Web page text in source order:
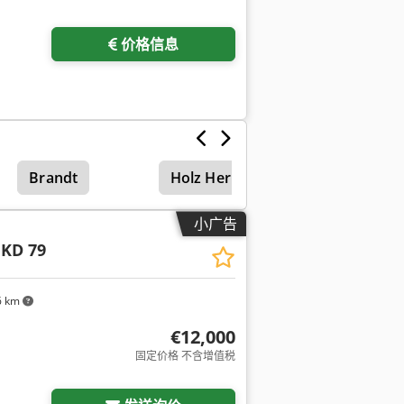
价格信息
Brandt Holz Her 1410
小广告
km
79
€12,000
固定价格 不含增值税